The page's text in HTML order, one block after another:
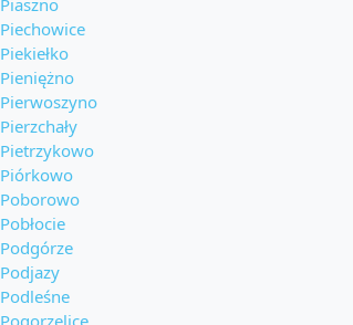
Piaszno
Piechowice
Piekiełko
Pieniężno
Pierwoszyno
Pierzchały
Pietrzykowo
Piórkowo
Poborowo
Pobłocie
Podgórze
Podjazy
Podleśne